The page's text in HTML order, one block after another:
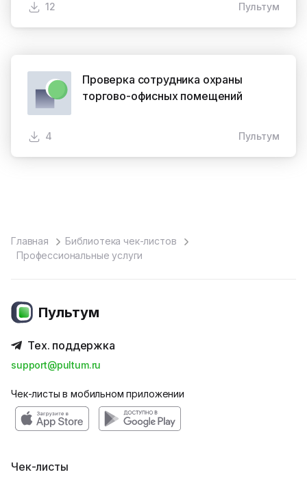
12 Пультум
Проверка сотрудника охраны
торгово-офисных помещений
4 Пультум
Главная
Библиотека чек-листов
Профессиональные услуги
Пультум
Тех. поддержка
support@pultum.ru
Чек-листы в мобильном приложении
Чек-листы